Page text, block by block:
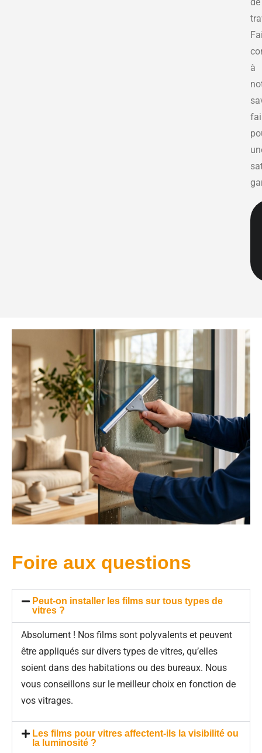
à
Foire aux questions
Peut-on installer les films sur tous types de
vitres ?
Absolument ! Nos films sont polyvalents et peuvent
être appliqués sur divers types de vitres, qu’elles
soient dans des habitations ou des bureaux. Nous
vous conseillons sur le meilleur choix en fonction de
vos vitrages.
Les films pour vitres affectent-ils la visibilité ou
la luminosité ?